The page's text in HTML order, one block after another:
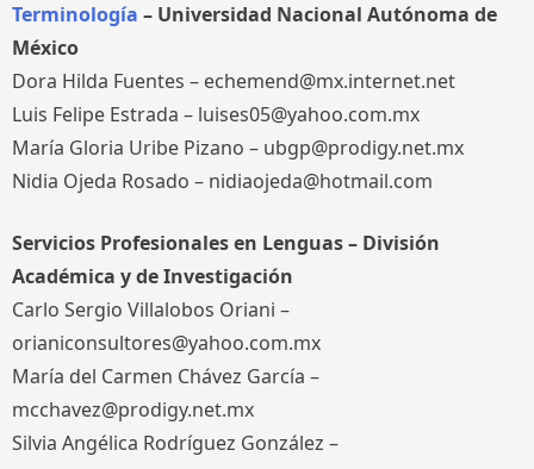
Terminología – Universidad Nacional Autónoma de
México
Dora Hilda Fuentes – echemend@mx.internet.net
Luis Felipe Estrada – luises05@yahoo.com.mx
María Gloria Uribe Pizano – ubgp@prodigy.net.mx
Nidia Ojeda Rosado – nidiaojeda@hotmail.com
Servicios Profesionales en Lenguas – División
Académica y de Investigación
Carlo Sergio Villalobos Oriani –
orianiconsultores@yahoo.com.mx
María del Carmen Chávez García –
mcchavez@prodigy.net.mx
Silvia Angélica Rodríguez González –